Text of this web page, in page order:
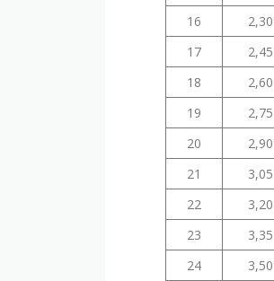
16
17
18
19
20
21
22
23
24